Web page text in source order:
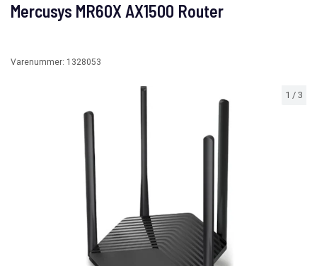
1 / 3
Mercusys MR60X AX1500 Router
Varenummer: 1328053